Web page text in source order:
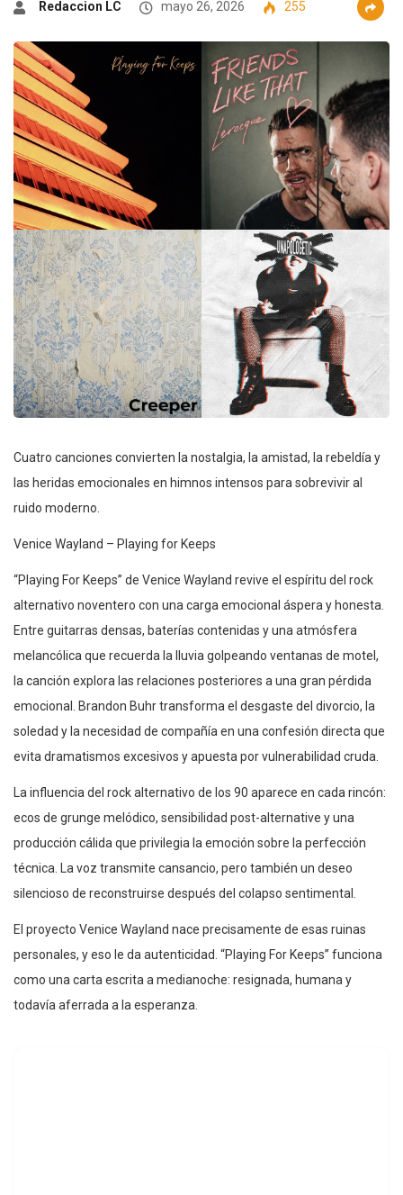
Redaccion LC mayo 26, 2026 255
Cuatro canciones convierten la nostalgia, la amistad, la rebeldía y
las heridas emocionales en himnos intensos para sobrevivir al
ruido moderno.
Venice Wayland – Playing for Keeps
“Playing For Keeps” de Venice Wayland revive el espíritu del rock
alternativo noventero con una carga emocional áspera y honesta.
Entre guitarras densas, baterías contenidas y una atmósfera
melancólica que recuerda la lluvia golpeando ventanas de motel,
la canción explora las relaciones posteriores a una gran pérdida
emocional. Brandon Buhr transforma el desgaste del divorcio, la
soledad y la necesidad de compañía en una confesión directa que
evita dramatismos excesivos y apuesta por vulnerabilidad cruda.
La influencia del rock alternativo de los 90 aparece en cada rincón:
ecos de grunge melódico, sensibilidad post-alternative y una
producción cálida que privilegia la emoción sobre la perfección
técnica. La voz transmite cansancio, pero también un deseo
silencioso de reconstruirse después del colapso sentimental.
El proyecto Venice Wayland nace precisamente de esas ruinas
personales, y eso le da autenticidad. “Playing For Keeps” funciona
como una carta escrita a medianoche: resignada, humana y
todavía aferrada a la esperanza.